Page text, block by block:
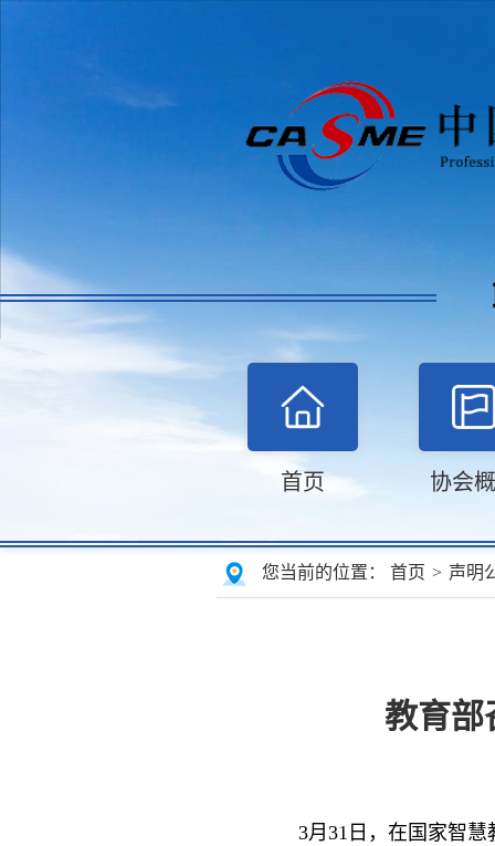
首页 协会
您当前的位置： 首页 > 声明
教育部
3月31日，在国家智慧